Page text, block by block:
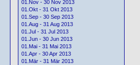
01.Nov - 30 Nov 2013
01.Okt - 31 Okt 2013
01.Sep - 30 Sep 2013
01.Aug - 31 Aug 2013
01.Jul - 31 Jul 2013
01.Jun - 30 Jun 2013
01.Mai - 31 Mai 2013
01.Apr - 30 Apr 2013
01.Mär - 31 Mär 2013